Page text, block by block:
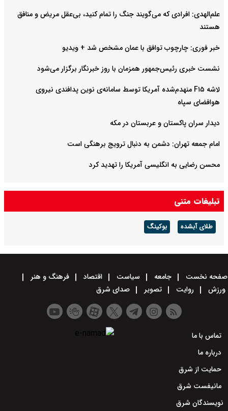
علم‌الهدی: افرادی که می‌گویند جنگ را تمام کنید، بی‌عقل مریض و منافق
هستند
خبر فوری: چارچوب توافق با عمان مشخص شد + ویدیو
نشست خبری رئیس‌جمهور همزمان با روز خبرنگار برگزار می‌شود
لاشه F۱۵ منهدم‌شده آمریکا توسط سامانه‌ی نوین پدافندی نیروی
هوافضای سپاه
دیدار سران پاکستان و عربستان در مکه
امام جمعه تهران: دشمن به دنبال ترویج برهنگی است
محسن رضایی به انگلیسی آمریکا را تهدید کرد
تبلیغات متنی
طلای آبشده بوکینگ
صفحه نخست جامعه سیاست اقتصاد
فرهنگ و هنر
ورزش
روایت تصویر صدای شرق
تماس با ما
درباره ما
حمایت از شرق
مانیفست شرق
نویسندگان شرق